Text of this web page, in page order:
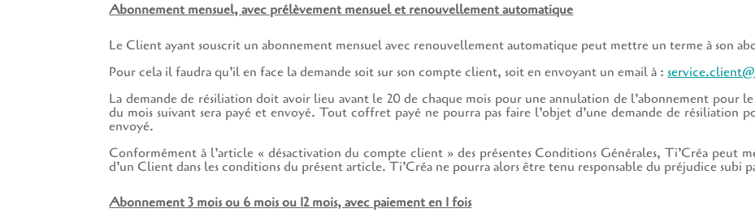
Abonnement mensuel, avec prélèvement mensuel et renouvellement automatique
Le Client ayant souscrit un abonnement mensuel avec renouvellement automatique peut mettre un terme à son
Pour cela il faudra qu’il en face la demande soit sur son compte client, soit en envoyant un email à :
La demande de résiliation doit avoir lieu avant le 20 de chaque mois pour une annulation de l’abonnement pour
du mois suivant sera payé et envoyé. Tout coffret payé ne pourra pas faire l’objet d’une demande de résiliation
envoyé.
Conformément à l’article « désactivation du compte client » des présentes Conditions Générales, Ti’Créa peut
d’un Client dans les conditions du présent article. Ti’Créa ne pourra alors être tenu responsable du préjudice subi
Abonnement 3 mois ou 6 mois ou 12 mois, avec paiement en 1 fois